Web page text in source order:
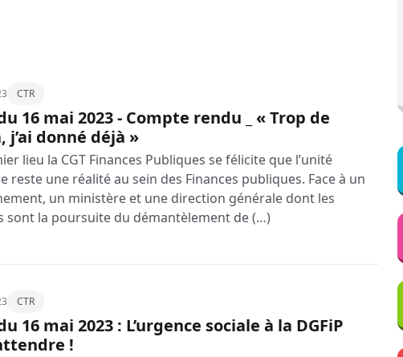
CTR
16 mai 2023 - Compte rendu _ « Trop de
j’ai donné déjà »
lieu la CGT Finances Publiques se félicite que l’unité
reste une réalité au sein des Finances publiques. Face à un
un ministère et une direction générale dont les
sont la poursuite du démantèlement de (…)
CTR
16 mai 2023 : L’urgence sociale à la DGFiP
!